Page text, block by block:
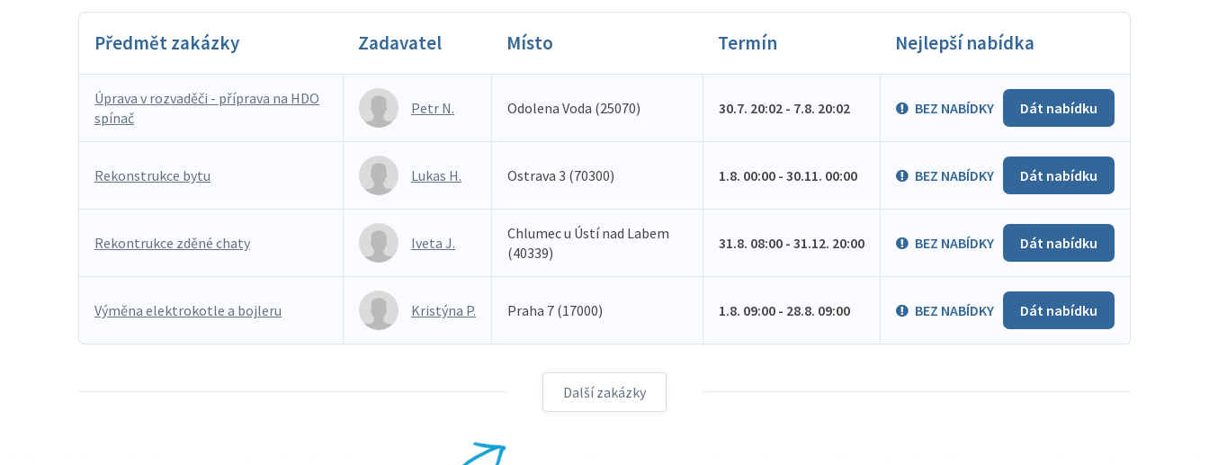
Předmět zakázky Zadavatel Místo Termín Nejlepší nabídka
Úprava v rozvaděči - příprava na HDO
spínač
Petr N. Odolena Voda (25070) 30.7. 20:02 - 7.8. 20:02 BEZ NABÍDKY Dát nabídku
Rekonstrukce bytu Lukas H. Ostrava 3 (70300) 1.8. 00:00 - 30.11. 00:00 BEZ NABÍDKY Dát nabídku
Rekontrukce zděné chaty Iveta J.
Chlumec u Ústí nad Labem
(40339)
31.8. 08:00 - 31.12. 20:00 BEZ NABÍDKY Dát nabídku
Výměna elektrokotle a bojleru Kristýna P. Praha 7 (17000) 1.8. 09:00 - 28.8. 09:00 BEZ NABÍDKY Dát nabídku
Další zakázky